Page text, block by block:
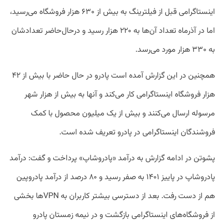
اینستاگرامی قبل از فیلترینگ به بیش از ۶۳۰ هزار فروشگاه می‌رسید،
اما در آذرماه تعداد آن‌ها به ۲۲۰ هزار رسید و درحال‌حاضر تعدادشان
به ۳۳۰ هزار مورد می‌رسد.
همچنین در این گزارش آمده است پادرو در حال حاضر با بیش از ۴۲
هزار فروشگاه اینستاگرامی کار می‌کند و آنها به بیش از هزار شهر
مرسوله ارسال می‌کنند و بیش از یک میلیون محصول با کمک
فروشندگان اینستاگرامی در پادرو تعریف شده است.
پشوتن در ادامه گزارش به درآمد «پادروشاپ» پرداخت و گفت: درآمد
پادروشاپ در پاییز ۱۴۰۱ به صفر رسید و ۸۰ درصد از درآمد پادروپین
هم از دست رفت. بعد از دسترسی بیشتر کاربران به VPNها بخشی
از فروشگاه‌های اینستاگرامی بازگشت و در نیمه زمستان پادرو